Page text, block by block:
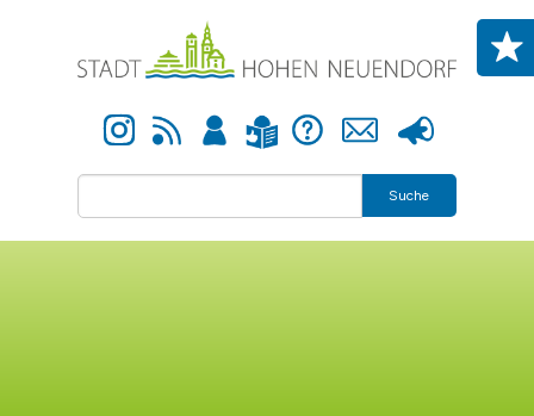
Instagram Newsfeed Anmelden Leichte Sprache Hilfe Kontakt Presse
Suche